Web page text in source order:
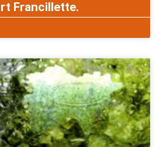
Francillette.